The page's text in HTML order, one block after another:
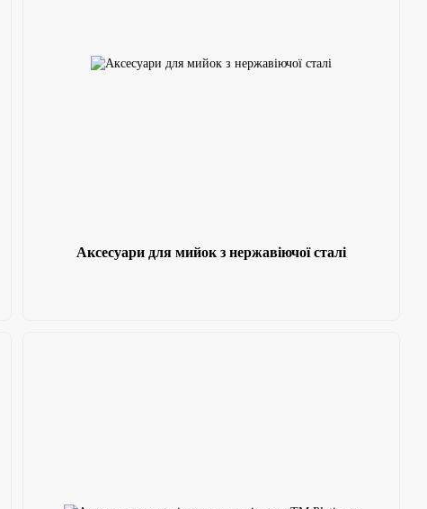
Аксесуари для мийок з нержавіючої сталі